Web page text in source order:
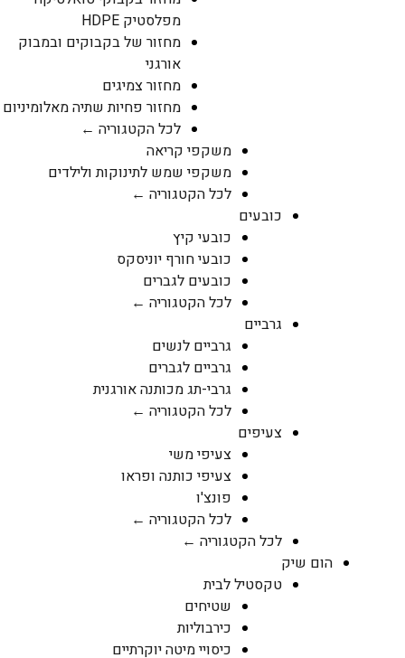
מפלסטיק HDPE
מחזור של בקבוקים ובמבוק
אורגני
מחזור צמיגים
מחזור פחיות שתיה מאלומיניום
לכל הקטגוריה ←
משקפי קריאה
משקפי שמש לתינוקות ולילדים
לכל הקטגוריה ←
כובעים
כובעי קיץ
כובעי חורף יוניסקס
כובעים לגברים
לכל הקטגוריה ←
גרביים
גרביים לנשים
גרביים לגברים
גרבי-תג מכותנה אורגנית
לכל הקטגוריה ←
צעיפים
צעיפי משי
צעיפי כותנה ופראו
פונצ'ו
לכל הקטגוריה ←
לכל הקטגוריה ←
הום שיק
טקסטיל לבית
שטיחים
כירבוליות
כיסויי מיטה יוקרתיים